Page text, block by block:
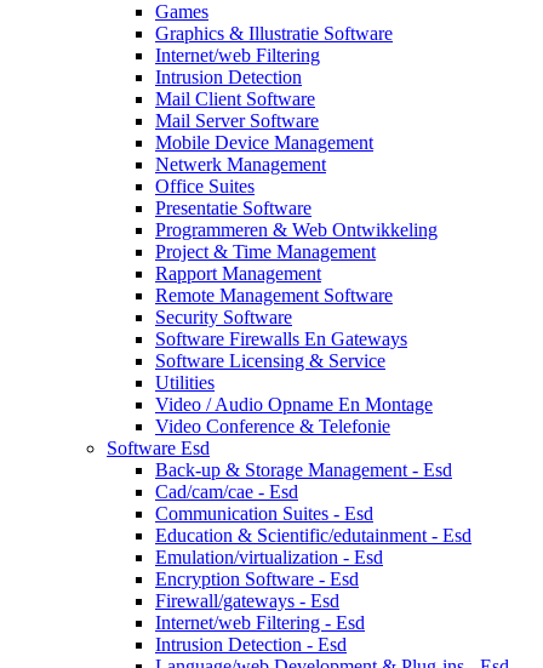
Games
Graphics & Illustratie Software
Internet/web Filtering
Intrusion Detection
Mail Client Software
Mail Server Software
Mobile Device Management
Netwerk Management
Office Suites
Presentatie Software
Programmeren & Web Ontwikkeling
Project & Time Management
Rapport Management
Remote Management Software
Security Software
Software Firewalls En Gateways
Software Licensing & Service
Utilities
Video / Audio Opname En Montage
Video Conference & Telefonie
Software Esd
Back-up & Storage Management - Esd
Cad/cam/cae - Esd
Communication Suites - Esd
Education & Scientific/edutainment - Esd
Emulation/virtualization - Esd
Encryption Software - Esd
Firewall/gateways - Esd
Internet/web Filtering - Esd
Intrusion Detection - Esd